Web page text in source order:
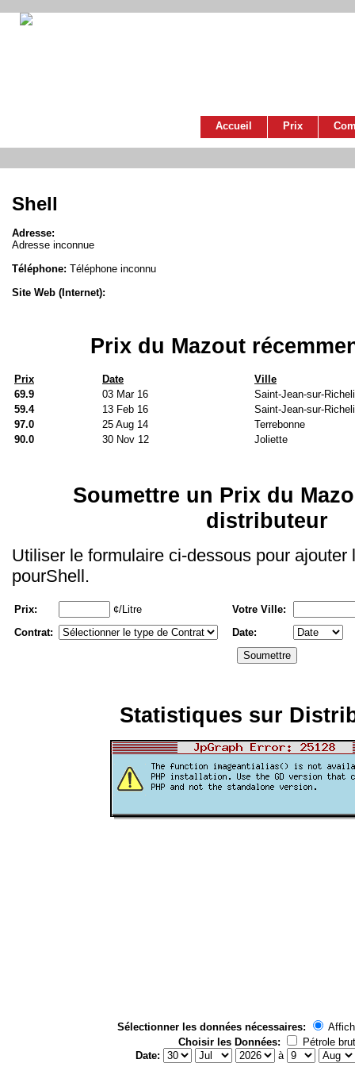
Accueil Prix
Shell
Adresse:
Adresse inconnue
Téléphone: Téléphone inconnu
Site Web (Internet):
Prix du Mazout
Prix Date
Ville
69.9
03 Mar 16
Saint-Jean-sur-
59.4
13 Feb 16
Saint-Jean-sur-
97.0
25 Aug 14
Terrebonne
90.0
30 Nov 12 Joliette
Soumettre un Prix du
distributeur
Utiliser le formulaire ci-dessous pour ajouter
pourShell.
Prix: ¢/Litre
Votre Ville:
Contrat:
Date:
Statistiques sur
Sélectionner les données nécessaires:
Choisir les Données:
Pétrole brut
Date:
à